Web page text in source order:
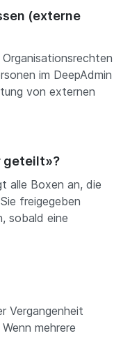
(externe
im DeepAdmin
von externen
geteilt»?
alle Boxen an, die
freigegeben
sobald eine
Vergangenheit
mehrere